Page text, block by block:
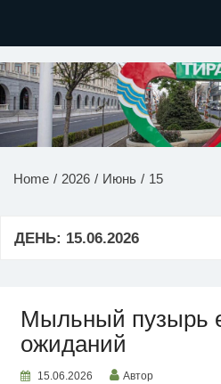
НОВОСТИ
Home 2026 Июнь 15
ДЕНЬ: 15.06.2026
Мыльный пузырь
ожиданий
15.06.2026 Автор